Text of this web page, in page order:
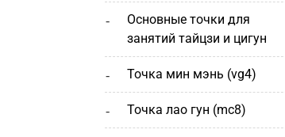
основные точки для
занятий тайцзи и цигун
точка мин мэнь (vg4)
точка лао гун (mc8)